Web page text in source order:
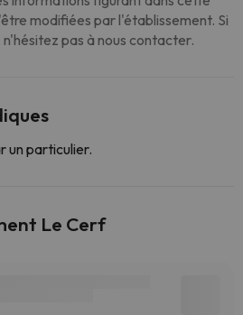
modifiées par l'établissement. Si
pas à nous contacter.
un particulier.
Le Cerf